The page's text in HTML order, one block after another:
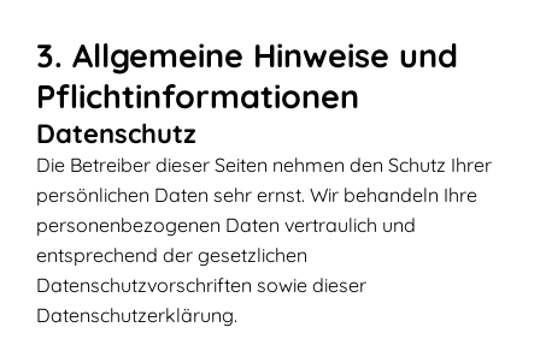
3. Allgemeine Hinweise und
Pflichtinformationen
Datenschutz
Die Betreiber dieser Seiten nehmen den Schutz Ihrer
persönlichen Daten sehr ernst. Wir behandeln Ihre
personenbezogenen Daten vertraulich und
entsprechend der gesetzlichen
Datenschutzvorschriften sowie dieser
Datenschutzerklärung.